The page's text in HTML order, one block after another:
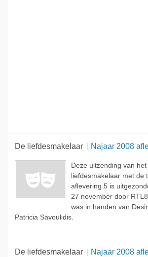
De liefdesmakelaar Najaar 2008
Deze uitzending van
liefdesmakelaar met de
aflevering 5 is
27 november door
was in handen van
Patricia Savoulidis.
De liefdesmakelaar Najaar 2008